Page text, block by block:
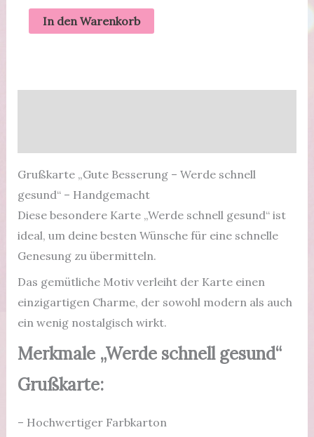
Werde
schnell
Menge
In den Warenkorb
Grußkarte „Gute Besserung – Werde schnell
gesund“ – Handgemacht
Diese besondere Karte „Werde schnell gesund“ ist
ideal, um deine besten Wünsche für eine schnelle
Genesung zu übermitteln.
Das gemütliche Motiv verleiht der Karte einen
einzigartigen Charme, der sowohl modern als auch
ein wenig nostalgisch wirkt.
Merkmale „Werde schnell gesund“
Grußkarte:
– Hochwertiger Farbkarton